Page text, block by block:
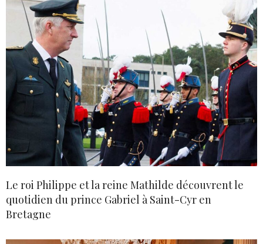
Le roi Philippe et la reine Mathilde découvrent le
quotidien du prince Gabriel à Saint-Cyr en
Bretagne